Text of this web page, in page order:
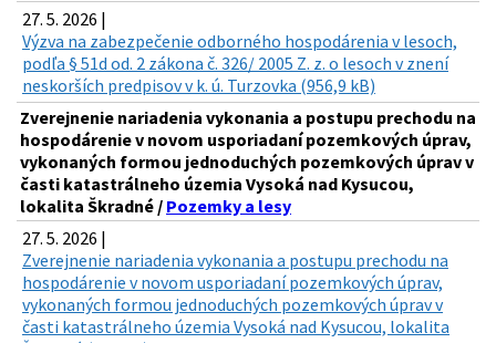
27. 5. 2026 |
Výzva na zabezpečenie odborného hospodárenia v lesoch,
podľa § 51d od. 2 zákona č. 326/ 2005 Z. z. o lesoch v znení
neskorších predpisov v k. ú. Turzovka (956,9 kB)
Zverejnenie nariadenia vykonania a postupu prechodu na
hospodárenie v novom usporiadaní pozemkových úprav,
vykonaných formou jednoduchých pozemkových úprav v
časti katastrálneho územia Vysoká nad Kysucou,
lokalita Škradné / Pozemky a lesy
27. 5. 2026 |
Zverejnenie nariadenia vykonania a postupu prechodu na
hospodárenie v novom usporiadaní pozemkových úprav,
vykonaných formou jednoduchých pozemkových úprav v
časti katastrálneho územia Vysoká nad Kysucou, lokalita